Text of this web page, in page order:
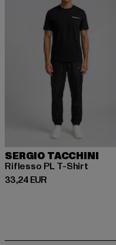
SERGIO TACCHINI
Riflesso PL T-Shirt
33,24 EUR
Derzeitiger Preis: 33,24 EUR